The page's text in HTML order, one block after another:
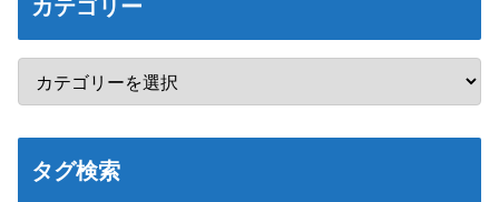
カテゴリー
タグ検索